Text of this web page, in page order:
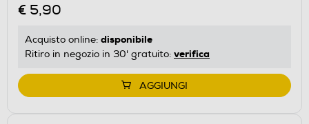
€ 5,90
Acquisto online: disponibile
Ritiro in negozio in 30' gratuito: verifica
AGGIUNGI